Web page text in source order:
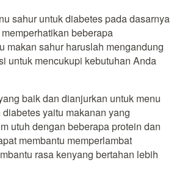
sahur untuk diabetes pada dasarnya
beberapa
makan sahur haruslah mengandung
untuk mencukupi kebutuhan Anda
baik dan dianjurkan untuk menu
yaitu makanan yang
utuh dengan beberapa protein dan
membantu memperlambat
rasa kenyang bertahan lebih